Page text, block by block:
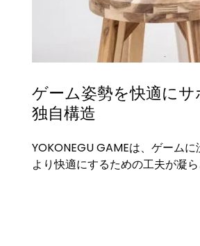
ゲーム姿勢を快適にサ
独自構造
YOKONEGU GAMEは、ゲーム
より快適にするための工夫が凝ら